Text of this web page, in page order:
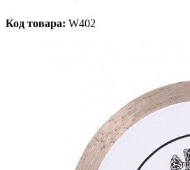
Код товара: W402